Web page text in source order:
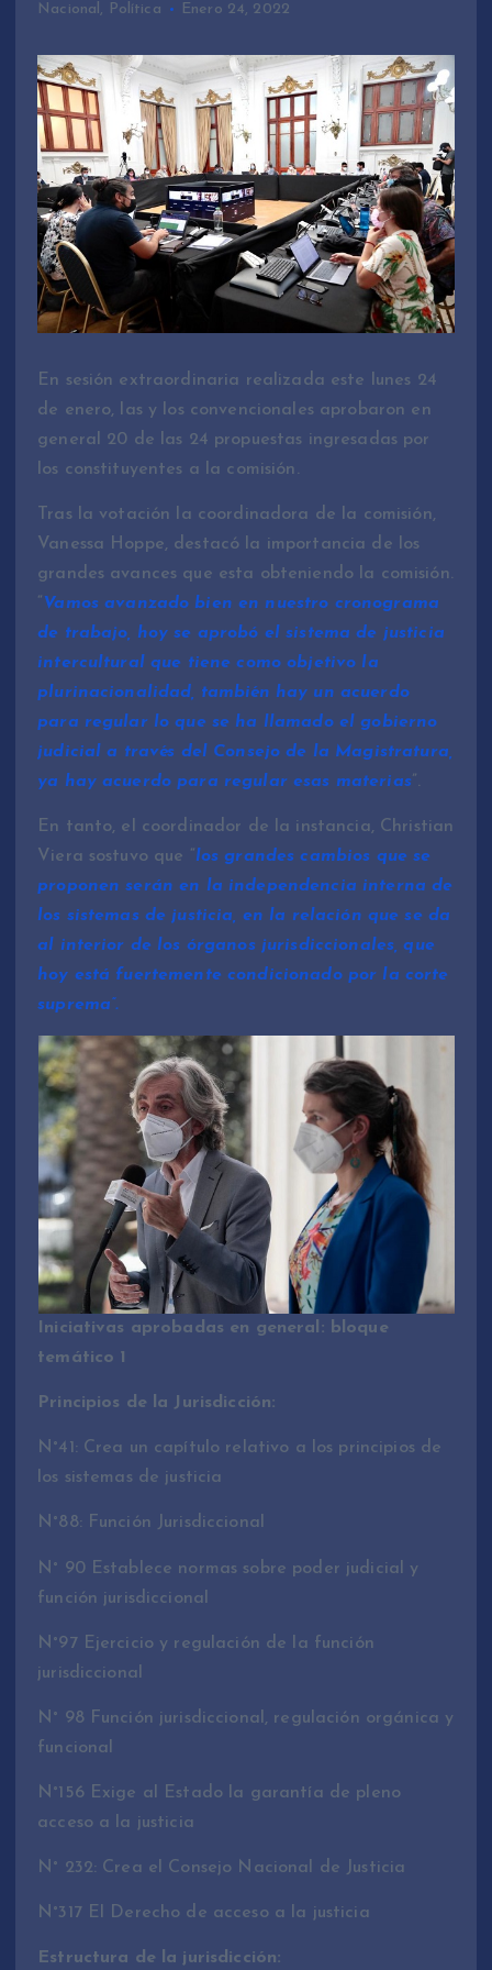
Nacional , Política Enero 24, 2022
En sesión extraordinaria realizada este lunes 24
de enero, las y los convencionales aprobaron en
general 20 de las 24 propuestas ingresadas por
los constituyentes a la comisión.
Tras la votación la coordinadora de la comisión,
Vanessa Hoppe, destacó la importancia de los
grandes avances que esta obteniendo la comisión.
Vamos avanzado bien en nuestro cronograma
de trabajo, hoy se aprobó el sistema de justicia
intercultural que tiene como objetivo la
plurinacionalidad, también hay un acuerdo
para regular lo que se ha llamado el gobierno
judicial a través del Consejo de la Magistratura,
ya hay acuerdo para regular esas materias”.
En tanto, el coordinador de la instancia, Christian
Viera sostuvo que “ los grandes cambios que se
proponen serán en la independencia interna de
los sistemas de justicia, en la relación que se da
al interior de los órganos jurisdiccionales, que
hoy está fuertemente condicionado por la corte
suprema”.
Iniciativas aprobadas en general: bloque
temático 1
Principios de la Jurisdicción:
N°41: Crea un capítulo relativo a los principios de
los sistemas de justicia
N°88: Función Jurisdiccional
N° 90 Establece normas sobre poder judicial y
función jurisdiccional
N°97 Ejercicio y regulación de la función
jurisdiccional
N° 98 Función jurisdiccional, regulación orgánica y
funcional
N°156 Exige al Estado la garantía de pleno
acceso a la justicia
N° 232: Crea el Consejo Nacional de Justicia
N°317 El Derecho de acceso a la justicia
Estructura de la jurisdicción: